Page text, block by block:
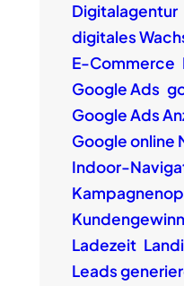
Digitalagentur
digitales
E-Commerce
Google Ads
Google Ads
Google online
Indoor-
Ladezeit
Leads